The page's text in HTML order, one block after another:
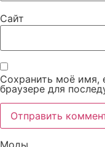
Сайт
Сохранить моё имя,
браузере для
Моды